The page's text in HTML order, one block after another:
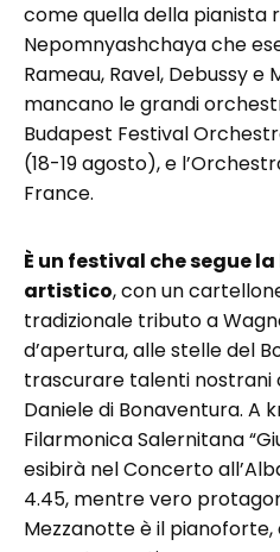
come quella della pianista
Nepomnyashchaya che
Rameau, Ravel, Debussy e
mancano le grandi
Budapest Festival
(18-19 agosto), e
France.
È un festival che segue
artistico, con un
tradizionale tributo a
d’apertura, alle stelle del
trascurare talenti nostrani
Daniele di Bonaventura. A
Filarmonica Salernitana
esibirà nel Concerto
4.45, mentre vero
Mezzanotte è il